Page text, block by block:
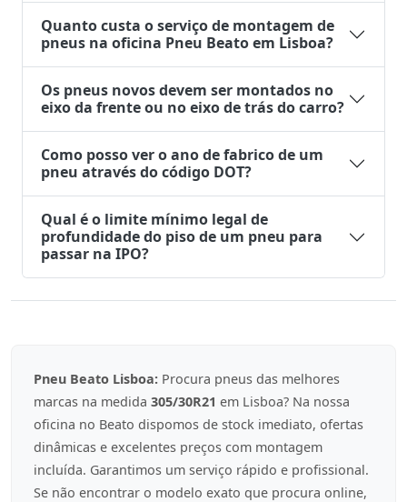
Quanto custa o serviço de montagem de
pneus na oficina Pneu Beato em Lisboa?
Os pneus novos devem ser montados no
eixo da frente ou no eixo de trás do carro?
Como posso ver o ano de fabrico de um
pneu através do código DOT?
Qual é o limite mínimo legal de
profundidade do piso de um pneu para
passar na IPO?
Pneu Beato Lisboa: Procura pneus das melhores
marcas na medida 305/30R21 em Lisboa? Na nossa
oficina no Beato dispomos de stock imediato, ofertas
dinâmicas e excelentes preços com montagem
incluída. Garantimos um serviço rápido e profissional.
Se não encontrar o modelo exato que procura online,